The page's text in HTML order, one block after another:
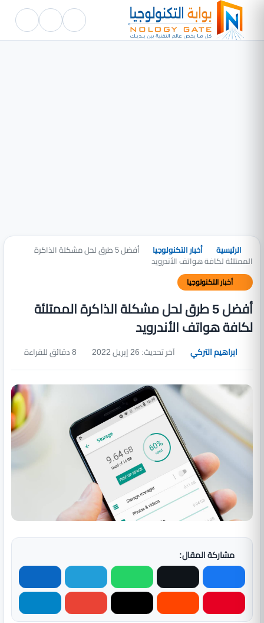
الرئيسية أخبار التكنولوجيا أفضل 5 طرق لحل مشكلة الذاكرة
الممتلئة لكافة هواتف الأندرويد
أخبار التكنولوجيا
أفضل 5 طرق لحل مشكلة الذاكرة الممتلئة
لكافة هواتف الأندرويد
ابراهيم التركي آخر تحديث: 26 إبريل 2022
مشاركة المقال: